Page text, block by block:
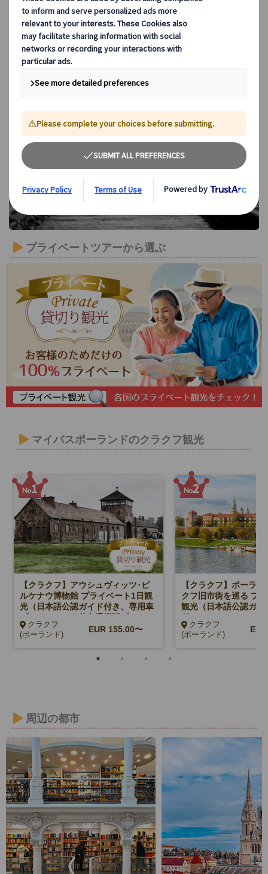
ｱｳｼｭﾋﾞｯﾂ･ﾋﾞﾙｹﾅｳ博物館
プライベートツアーから選ぶ
マイバスポーランドのクラクフ観光
【クラクフ】アウシュヴィッツ･ビ
ルケナウ博物館 プライベート1日観
光（日本語公認ガイド付き、専用車
クラクフ
(ポーランド)
EUR 155.00〜
【クラクフ】ポーラ
クフ旧市街を巡る プ
観光（日本語公認ガイ
クラクフ
(ポーランド)
周辺の都市